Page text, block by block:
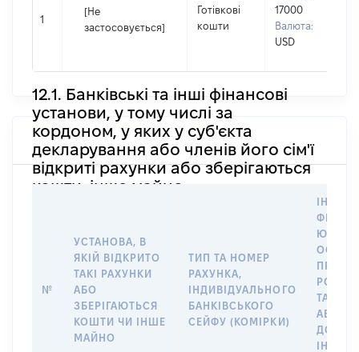
1
[Не
застосовується]
Готівкові
кошти
17000
Валюта:
USD
12.1. Банківські та інші фінансові
установи, у тому числі за
кордоном, у яких у суб'єкта
декларування або членів його сім'ї
відкриті рахунки або зберігаються
кошти, інше майно
№
УСТАНОВА, В
ЯКІЙ ВІДКРИТО
ТАКІ РАХУНКИ
АБО
ЗБЕРІГАЮТЬСЯ
КОШТИ ЧИ ІНШЕ
МАЙНО
ТИП ТА НОМЕР
РАХУНКА,
ІНДИВІДУАЛЬНОГО
БАНКІВСЬКОГО
СЕЙФУ (КОМІРКИ)
ПРАВО
ТАКИМ
АБО
ДО